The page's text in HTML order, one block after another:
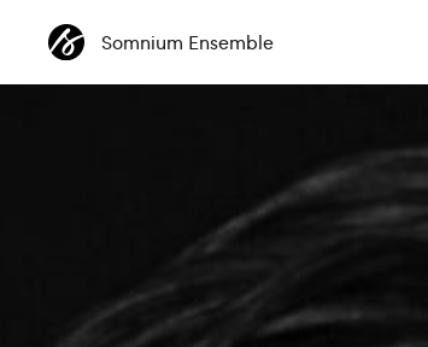
Somnium Ensemble